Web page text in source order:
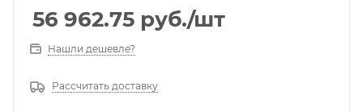
56 962.75 руб./шт
Нашли дешевле?
Рассчитать доставку